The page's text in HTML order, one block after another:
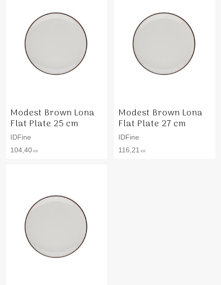
Modest Brown Lona
Flat Plate 25 cm
IDFine
104,40 KR
Modest Brown Lona
Flat Plate 27 cm
IDFine
116,21 KR